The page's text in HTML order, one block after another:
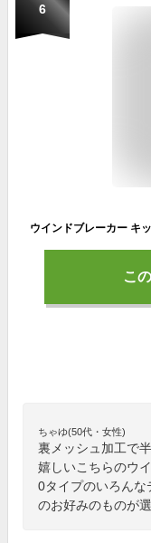
6
こ
ちゃゆ(50代・女性)
裏メッシュ加工で
嬉しいこちらのウ
0タイプのいろんな
のお好みのものが